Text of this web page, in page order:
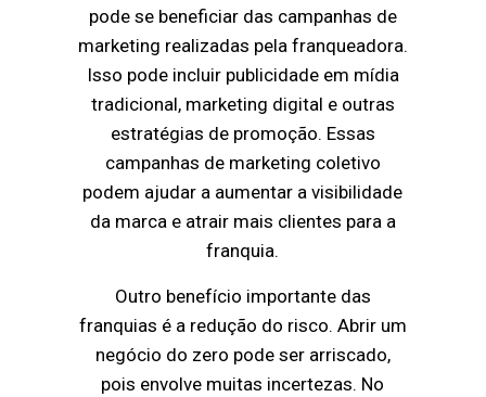
pode se beneficiar das campanhas de
marketing realizadas pela franqueadora.
Isso pode incluir publicidade em mídia
tradicional, marketing digital e outras
estratégias de promoção. Essas
campanhas de marketing coletivo
podem ajudar a aumentar a visibilidade
da marca e atrair mais clientes para a
franquia.
Outro benefício importante das
franquias é a redução do risco. Abrir um
negócio do zero pode ser arriscado,
pois envolve muitas incertezas. No